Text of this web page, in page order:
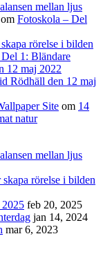
mellan ljus
om Fotoskola – Del
rörelse i bilden
1: Bländare
12 maj 2022
Rödhäll den 12 maj
Site om 14
natur
mellan ljus
rörelse i bilden
2025 feb 20, 2025
jan 14, 2024
mar 6, 2023